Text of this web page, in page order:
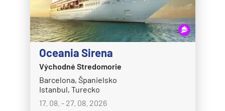
Disney Wish
Disney Wonder
Explora Journeys
Explora I
Explora II
Explora III
Oceania Sirena
Východné Stredomorie
Barcelona, Španielsko
Istanbul, Turecko
17. 08. - 27. 08. 2026